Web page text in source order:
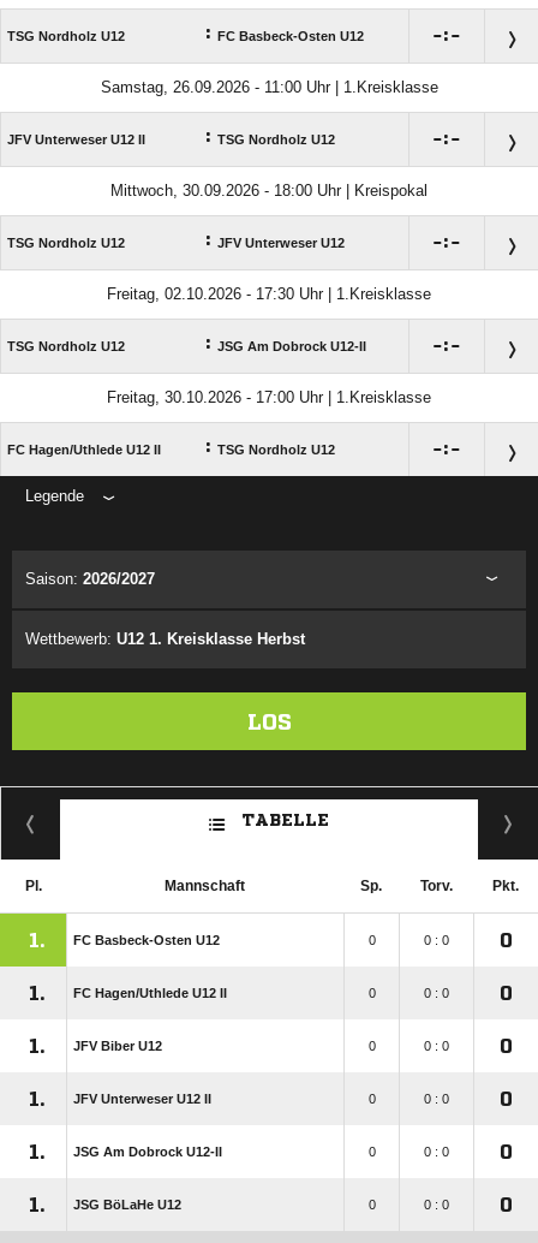
TSG Nordholz U12 : FC Basbeck-Osten U12 :
Samstag, 26.09.2026 - 11:00 Uhr | 1.Kreisklasse
JFV Unterweser U12 II : TSG Nordholz U12 :
Mittwoch, 30.09.2026 - 18:00 Uhr | Kreispokal
TSG Nordholz U12 : JFV Unterweser U12 :
Freitag, 02.10.2026 - 17:30 Uhr | 1.Kreisklasse
TSG Nordholz U12 : JSG Am Dobrock U12-II :
Freitag, 30.10.2026 - 17:00 Uhr | 1.Kreisklasse
FC Hagen/​Uthlede U12 II : TSG Nordholz U12 :
Legende
Saison: 2026/2027
Wettbewerb: U12 1. Kreisklasse Herbst
LOS
TABELLE
Pl. Mannschaft Sp. Torv. Pkt.
1. FC Basbeck-Osten U12 0 0 : 0 0
1. FC Hagen/​Uthlede U12 II 0 0 : 0 0
1. JFV Biber U12 0 0 : 0 0
1. JFV Unterweser U12 II 0 0 : 0 0
1. JSG Am Dobrock U12-II 0 0 : 0 0
1. JSG BöLaHe U12 0 0 : 0 0